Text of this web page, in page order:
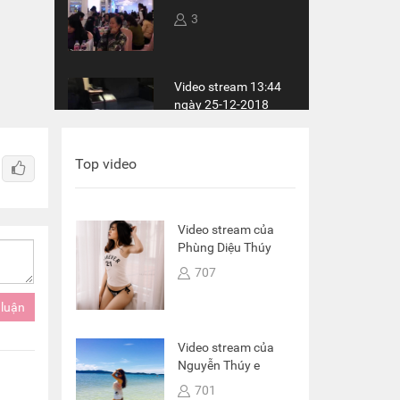
3
Video stream 13:44
ngày 25-12-2018
18
5
Top video
Video stream của
Phùng Diệu Thúy
707
Video stream của
Nguyễn Thúy e
701